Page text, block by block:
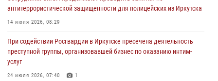
30 июля 2026, 07:37
антитеррористической защищенности для полицейских из Иркутска
14 июля 2026, 08:29
При содействии Росгвардии в Иркутске пресечена деятельность
преступной группы, организовавшей бизнес по оказанию интим-
услуг
24 июля 2026, 07:40 1